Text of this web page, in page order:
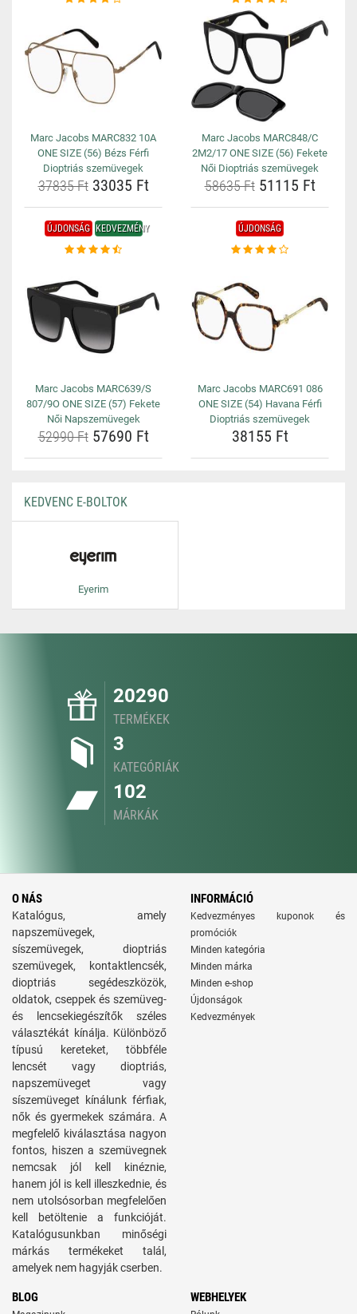
Marc Jacobs MARC832 10A
ONE SIZE (56) Bézs Férfi
Dioptriás szemüvegek
37835 Ft33035 Ft
Marc Jacobs MARC848/C
2M2/17 ONE SIZE (56) Fekete
Női Dioptriás szemüvegek
58635 Ft51115 Ft
ÚJDONSÁG KEDVEZMÉNY
Marc Jacobs MARC639/S
807/9O ONE SIZE (57) Fekete
Női Napszemüvegek
52990 Ft57690 Ft
ÚJDONSÁG
Marc Jacobs MARC691 086
ONE SIZE (54) Havana Férfi
Dioptriás szemüvegek
38155 Ft
KEDVENC E-BOLTOK
Eyerim
20290
TERMÉKEK
3
KATEGÓRIÁK
102
MÁRKÁK
O NÁS
Katalógus, amely
napszemüvegek,
síszemüvegek, dioptriás
szemüvegek, kontaktlencsék,
dioptriás segédeszközök,
oldatok, cseppek és szemüveg-
és lencsekiegészítők széles
választékát kínálja. Különböző
típusú kereteket, többféle
lencsét vagy dioptriás,
napszemüveget vagy
síszemüveget kínálunk férfiak,
nők és gyermekek számára. A
megfelelő kiválasztása nagyon
fontos, hiszen a szemüvegnek
nemcsak jól kell kinéznie,
hanem jól is kell illeszkednie, és
nem utolsósorban megfelelően
kell betöltenie a funkcióját.
Katalógusunkban minőségi
márkás termékeket talál,
amelyek nem hagyják cserben.
INFORMÁCIÓ
Kedvezményes kuponok és
promóciók
Minden kategória
Minden márka
Minden e-shop
Újdonságok
Kedvezmények
BLOG WEBHELYEK